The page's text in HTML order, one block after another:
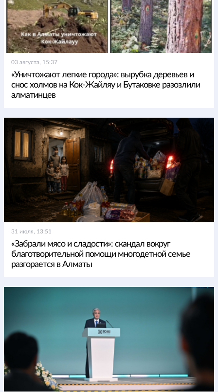
03 августа, 15:37
«Уничтожают легкие города»: вырубка деревьев и
снос холмов на Кок-Жайляу и Бутаковке разозлили
алматинцев
31 июля, 13:51
«Забрали мясо и сладости»: скандал вокруг
благотворительной помощи многодетной семье
разгорается в Алматы